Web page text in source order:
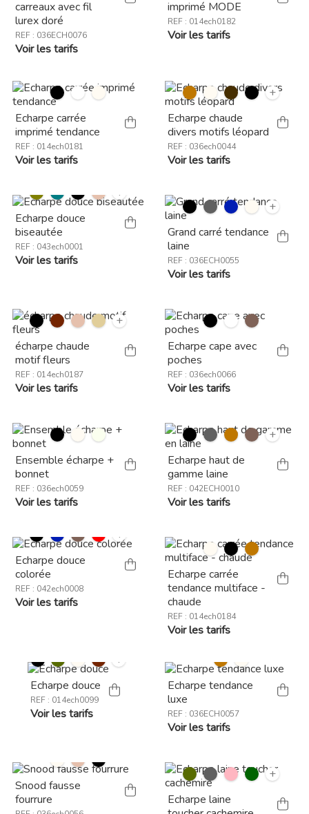
carreaux avec fil
lurex doré
REF : 036ECH0076
Voir les tarifs
imprimé MODE
REF : 014ech0182
Voir les tarifs
Echarpe carrée
imprimé tendance
REF : 014ech0181
Voir les tarifs
+
Echarpe chaude
divers motifs léopard
REF : 036ech0044
Voir les tarifs
+
Echarpe douce
biseautée
REF : 043ech0001
Voir les tarifs
+
Grand carré tendance
laine
REF : 036ECH0055
Voir les tarifs
+
écharpe chaude
motif fleurs
REF : 014ech0187
Voir les tarifs
Echarpe cape avec
poches
REF : 036ech0066
Voir les tarifs
Ensemble écharpe +
bonnet
REF : 036ech0059
Voir les tarifs
+
Echarpe haut de
gamme laine
REF : 042ECH0010
Voir les tarifs
+
Echarpe douce
colorée
REF : 042ech0008
Voir les tarifs
Echarpe carrée
tendance multiface -
chaude
REF : 014ech0184
Voir les tarifs
+
Echarpe douce
REF : 014ech0099
Voir les tarifs
Echarpe tendance
luxe
REF : 036ECH0057
Voir les tarifs
Snood fausse
fourrure
+
Echarpe laine